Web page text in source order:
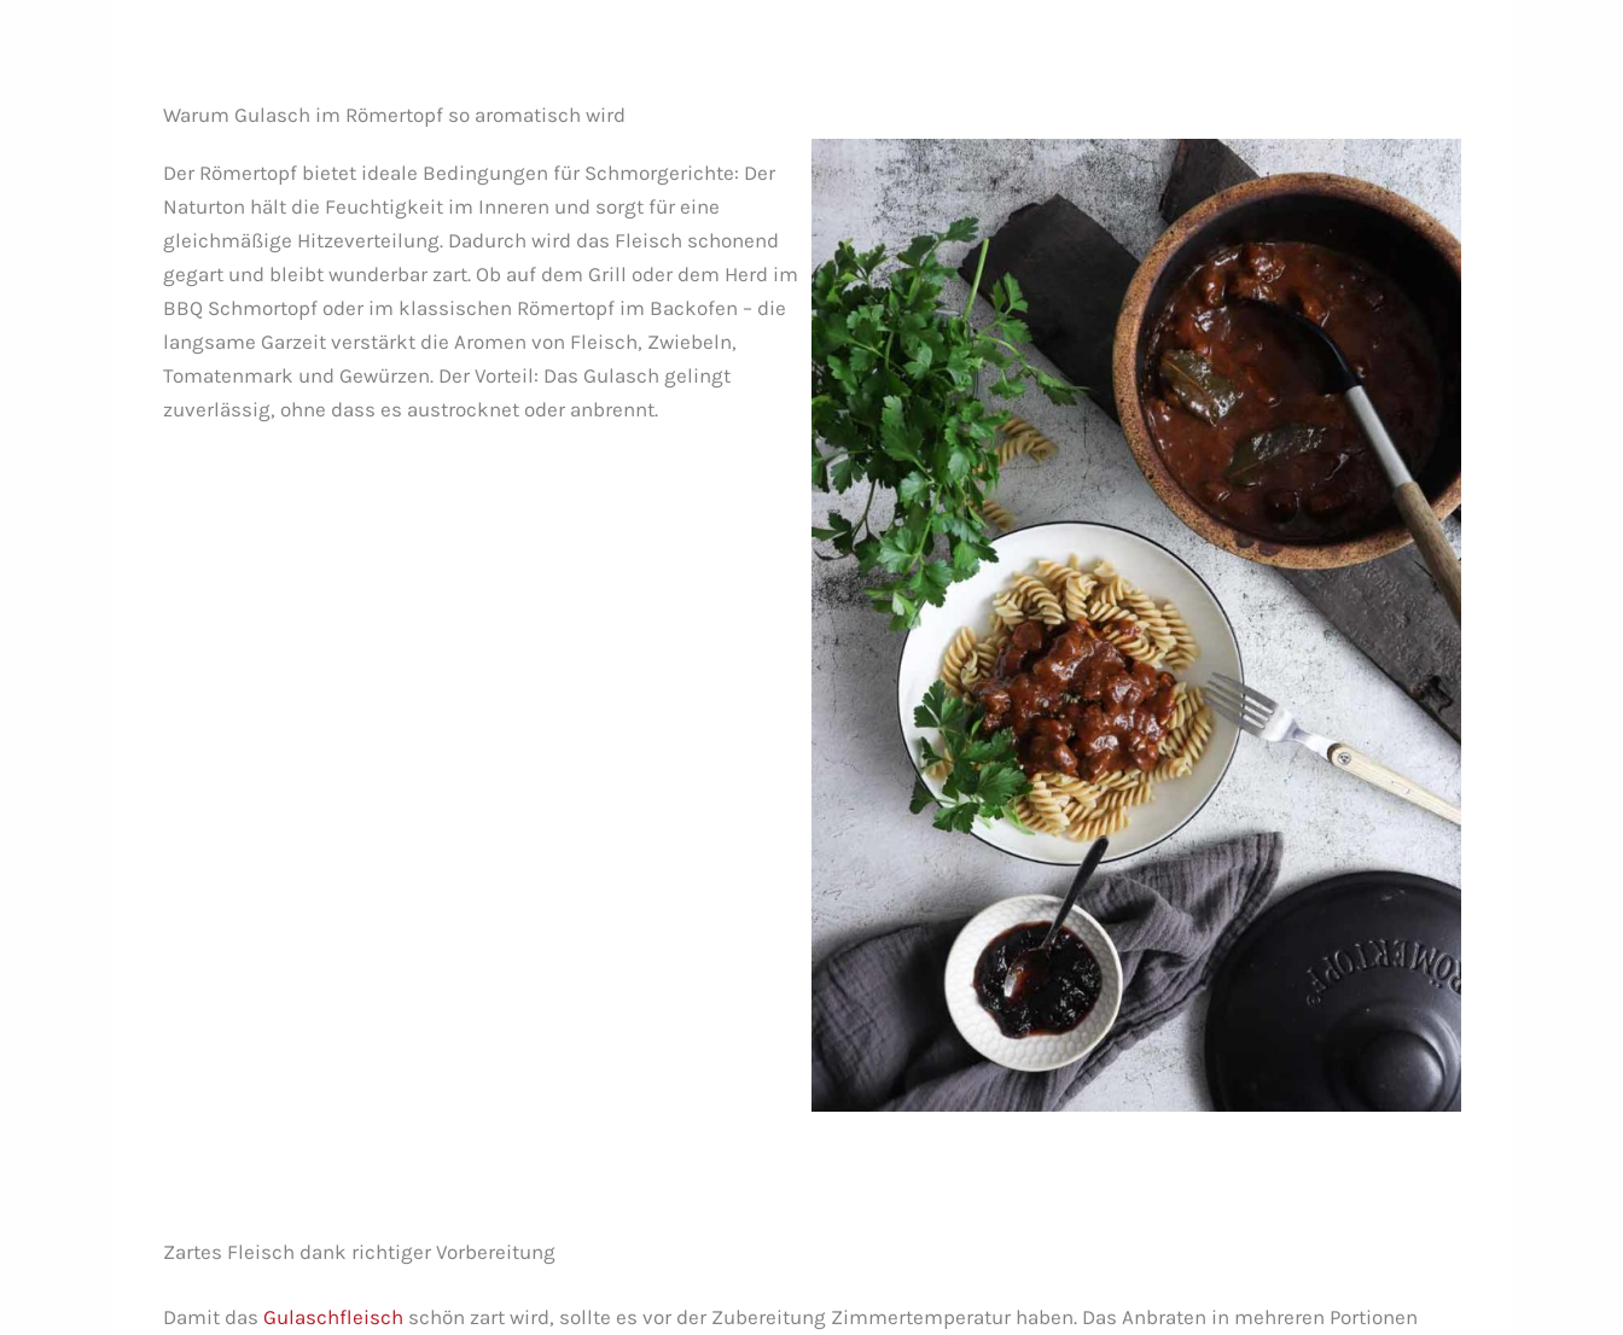
Warum Gulasch im Römertopf so aromatisch wird
Der Römertopf bietet ideale Bedingungen für Schmorgerichte: Der
Naturton hält die Feuchtigkeit im Inneren und sorgt für eine
gleichmäßige Hitzeverteilung. Dadurch wird das Fleisch schonend
gegart und bleibt wunderbar zart. Ob auf dem Grill oder dem Herd im
BBQ Schmortopf oder im klassischen Römertopf im Backofen – die
langsame Garzeit verstärkt die Aromen von Fleisch, Zwiebeln,
Tomatenmark und Gewürzen. Der Vorteil: Das Gulasch gelingt
zuverlässig, ohne dass es austrocknet oder anbrennt.
Zartes Fleisch dank richtiger Vorbereitung
Damit das Gulaschfleisch schön zart wird, sollte es vor der Zubereitung Zimmertemperatur haben. Das Anbraten in mehreren Portionen